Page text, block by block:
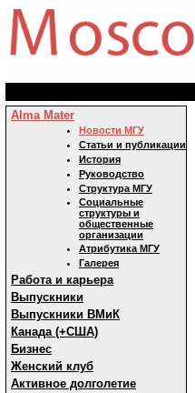
Alma Mater
Новости МГУ
Статьи и публикации
История
Руководство
Структура МГУ
Социальные
структуры и
общественные
организации
Атрибутика МГУ
Галерея
Работа и карьера
Выпускники
Выпускники ВМиК
Канада (+США)
Бизнес
Женский клуб
Активное долголетие